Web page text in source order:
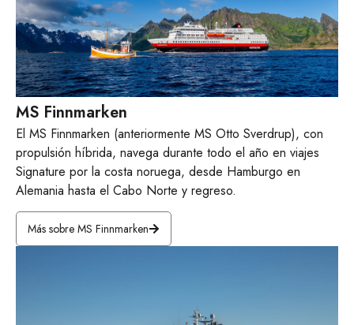
MS Finnmarken
El MS Finnmarken (anteriormente MS Otto Sverdrup), con
propulsión híbrida, navega durante todo el año en viajes
Signature por la costa noruega, desde Hamburgo en
Alemania hasta el Cabo Norte y regreso.
Más sobre MS Finnmarken